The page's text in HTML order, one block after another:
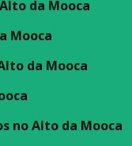
da Mooca
Mooca
da Mooca
no Alto da Mooca